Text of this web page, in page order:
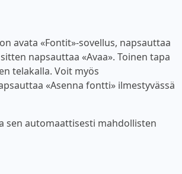
avata «Fontit»-sovellus, napsauttaa
napsauttaa «Avaa». Toinen tapa
telakalla. Voit myös
«Asenna fontti» ilmestyvässä
sen automaattisesti mahdollisten